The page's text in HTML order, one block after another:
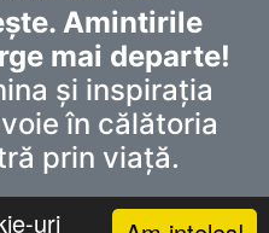
uri
Amintirile
mai departe!
și inspirația
în călătoria
prin viață.